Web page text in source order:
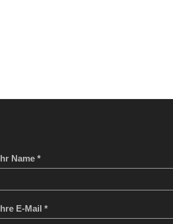
Name *
E-Mail *